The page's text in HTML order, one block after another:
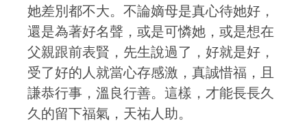
她差別都不大。不論嫡母是真心待她好，
還是為著好名聲，或是可憐她，或是想在
父親跟前表賢，先生說過了，好就是好，
受了好的人就當心存感激，真誠惜福，且
謙恭行事，溫良行善。這樣，才能長長久
久的留下福氣，天祐人助。